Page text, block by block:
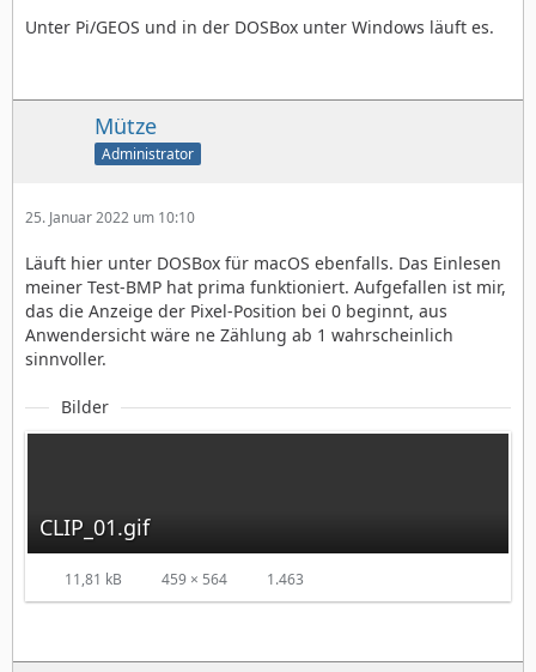
Unter Pi/GEOS und in der DOSBox unter Windows läuft es.
Mütze
Administrator
25. Januar 2022 um 10:10
Läuft hier unter DOSBox für macOS ebenfalls. Das Einlesen
meiner Test-BMP hat prima funktioniert. Aufgefallen ist mir,
das die Anzeige der Pixel-Position bei 0 beginnt, aus
Anwendersicht wäre ne Zählung ab 1 wahrscheinlich
sinnvoller.
Bilder
CLIP_01.gif
11,81 kB 459 × 564 1.463